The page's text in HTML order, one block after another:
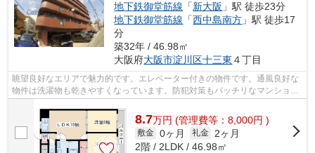
地下鉄御堂筋線 「新大阪 」駅 徒歩23分
地下鉄御堂筋線 「西中島南方 」駅 徒歩17
分
築32年 / 46.98㎡
大阪府大阪市淀川区十三東 ４丁目
眺望良好なエリアで魅力的です。エレベーター付きの物件です。通風良好な
物件は洗濯物も乾きやすくなっています。防犯対策もバッチリなマンション
8.7万円 (管理費等：8,000円 )
敷金 0ヶ月 礼金
2ヶ月
2階 / 2LDK / 46.98㎡